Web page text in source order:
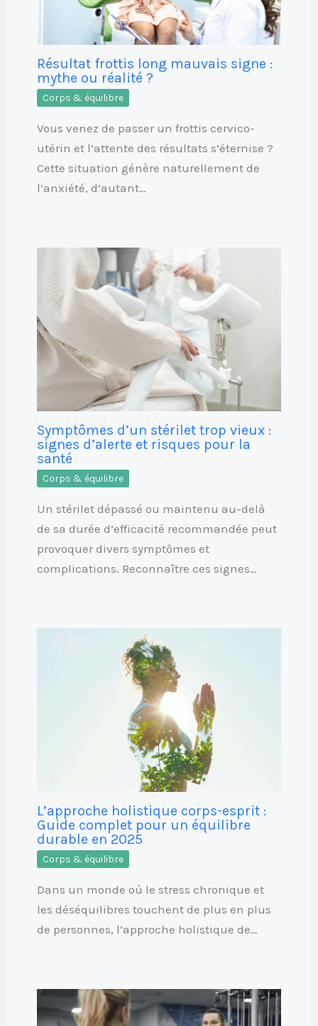
Résultat frottis long mauvais signe :
mythe ou réalité ?
Corps & équilibre
Vous venez de passer un frottis cervico-
utérin et l’attente des résultats s’éternise ?
Cette situation génère naturellement de
l’anxiété, d’autant…
Symptômes d’un stérilet trop vieux :
signes d’alerte et risques pour la
santé
Corps & équilibre
Un stérilet dépassé ou maintenu au-delà
de sa durée d’efficacité recommandée peut
provoquer divers symptômes et
complications. Reconnaître ces signes…
L’approche holistique corps-esprit :
Guide complet pour un équilibre
durable en 2025
Corps & équilibre
Dans un monde où le stress chronique et
les déséquilibres touchent de plus en plus
de personnes, l’approche holistique de…